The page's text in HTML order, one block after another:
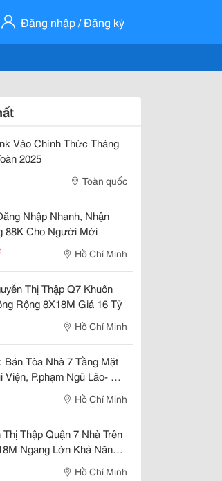
Đăng nhập / Đăng ký
Vào Chính Thức Tháng
2025
Toàn quốc
Nhập Nhanh, Nhận
88K Cho Người Mới
Hồ Chí Minh
Thị Thập Q7 Khuôn
Rộng 8X18M Giá 16 Tỷ
Hồ Chí Minh
Bán Tòa Nhà 7 Tầng Mặt
Viện, P.phạm Ngũ Lão- Dt
Hdt Riêng Tầng Trệt
Chính Chủ Chào Giá Tốt
Hồ Chí Minh
Thị Thập Quận 7 Nhà Trên
Ngang Lớn Khả Năng
Hồ Chí Minh